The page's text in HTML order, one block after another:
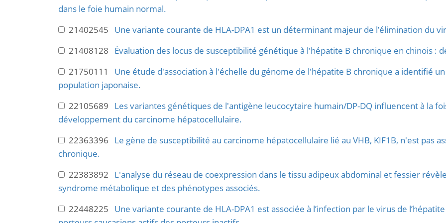
dans le foie humain normal.
21402545 Une variante courante de HLA-DPA1 est un déterminant majeur de l’élimination du
21408128 Évaluation des locus de susceptibilité génétique à l'hépatite B chronique en chinois :
21750111 Une étude d'association à l'échelle du génome de l'hépatite B chronique a identifié
population japonaise.
22105689 Les variantes génétiques de l'antigène leucocytaire humain/DP-DQ influencent à la
développement du carcinome hépatocellulaire.
22363396 Le gène de susceptibilité au carcinome hépatocellulaire lié au VHB, KIF1B, n'est pas
chronique.
22383892 L'analyse du réseau de coexpression dans le tissu adipeux abdominal et fessier
syndrome métabolique et des phénotypes associés.
22448225 Une variante courante de HLA-DPA1 est associée à l’infection par le virus de